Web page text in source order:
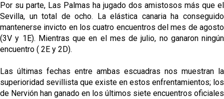
Previa | El Sevilla FC cierra la pretemporada con el
exigente choque ante el Bayer Leverkusen
Por su parte, Las Palmas ha jugado dos amistosos más que el
Sevilla, un total de ocho. La elástica canaria ha conseguido
mantenerse invicto en los cuatro encuentros del mes de agosto
(3V y 1E). Mientras que en el mes de julio, no ganaron ningún
encuentro ( 2E y 2D).
Las últimas fechas entre ambas escuadras nos muestran la
superioridad sevillista que existe en estos enfrentamientos; los
de Nervión han ganado en los últimos siete encuentros oficiales